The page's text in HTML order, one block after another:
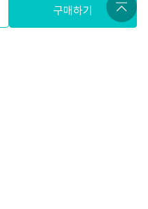
하루한장2026모닝레시피다이어리
구매하기